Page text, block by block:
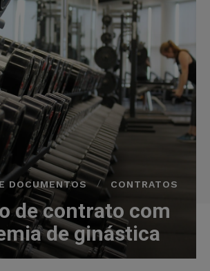
DOCUMENTOS CONTRATOS
de contrato com
de ginástica